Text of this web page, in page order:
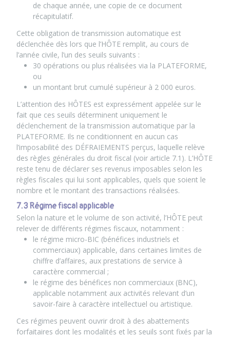
de chaque année, une copie de ce document
récapitulatif.
Cette obligation de transmission automatique est
déclenchée dès lors que l’HÔTE remplit, au cours de
l’année civile, l’un des seuils suivants :
30 opérations ou plus réalisées via la PLATEFORME,
ou
un montant brut cumulé supérieur à 2 000 euros.
L’attention des HÔTES est expressément appelée sur le
fait que ces seuils déterminent uniquement le
déclenchement de la transmission automatique par la
PLATEFORME. Ils ne conditionnent en aucun cas
l’imposabilité des DÉFRAIEMENTS perçus, laquelle relève
des règles générales du droit fiscal (voir article 7.1). L’HÔTE
reste tenu de déclarer ses revenus imposables selon les
règles fiscales qui lui sont applicables, quels que soient le
nombre et le montant des transactions réalisées.
7.3 Régime fiscal applicable
Selon la nature et le volume de son activité, l’HÔTE peut
relever de différents régimes fiscaux, notamment :
le régime micro-BIC (bénéfices industriels et
commerciaux) applicable, dans certaines limites de
chiffre d’affaires, aux prestations de service à
caractère commercial ;
le régime des bénéfices non commerciaux (BNC),
applicable notamment aux activités relevant d’un
savoir-faire à caractère intellectuel ou artistique.
Ces régimes peuvent ouvrir droit à des abattements
forfaitaires dont les modalités et les seuils sont fixés par la